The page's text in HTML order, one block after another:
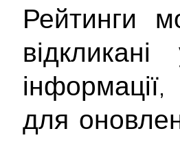
Рейтинги
інформації,
для